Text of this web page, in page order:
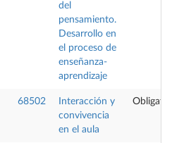
del
pensamiento.
Desarrollo en
el proceso de
enseñanza-
aprendizaje
68502
Interacción y
convivencia
en el aula